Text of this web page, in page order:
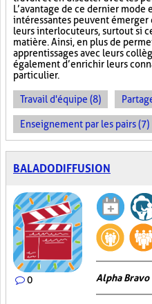
L’avantage de ce dernier mode
intéressantes peuvent émerger
leurs interlocuteurs, surtout si
matière. Ainsi, en plus de
apprentissages avec leurs
également d’enrichir leurs
particulier.
Travail d'équipe (8)
Enseignement par les pairs (7)
BALADODIFFUSION
0 Alpha